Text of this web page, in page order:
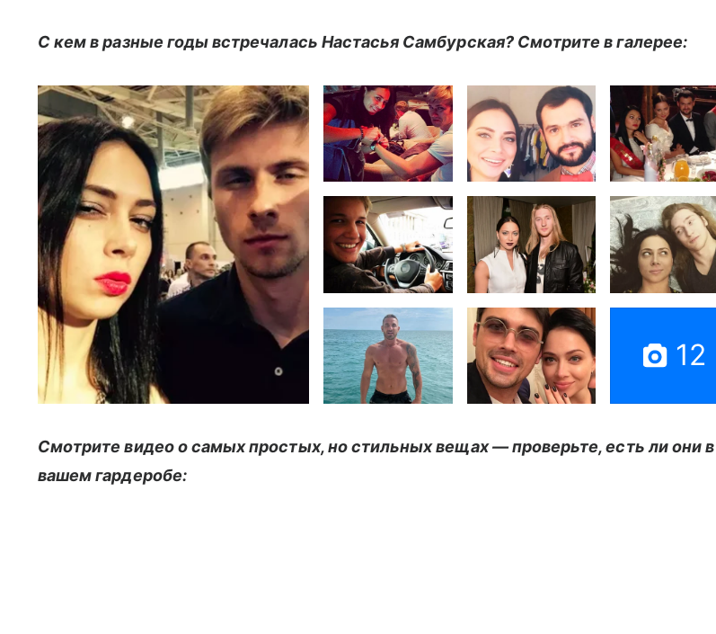
С кем в разные годы встречалась Настасья Самбурская? Смотрите в галерее:
12
Смотрите видео о самых простых, но стильных вещах — проверьте, есть ли они в
вашем гардеробе: